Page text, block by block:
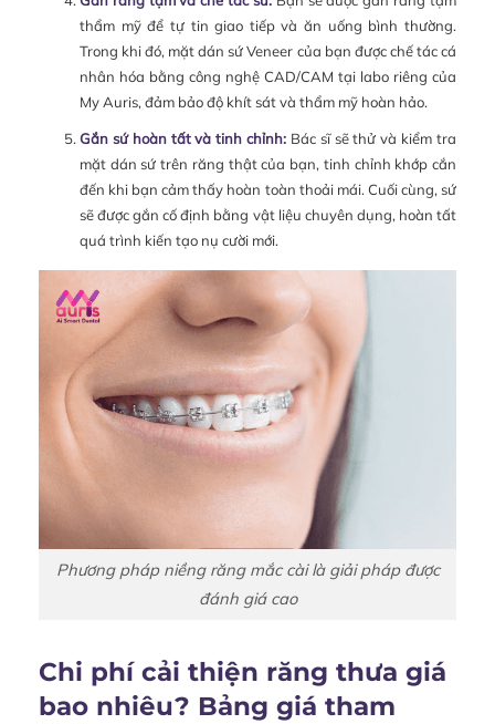
thẩm mỹ để tự tin giao tiếp và ăn uống bình thường.
Trong khi đó, mặt dán sứ Veneer của bạn được chế tác cá
nhân hóa bằng công nghệ CAD/CAM tại labo riêng của
My Auris, đảm bảo độ khít sát và thẩm mỹ hoàn hảo.
Gắn sứ hoàn tất và tinh chỉnh: Bác sĩ sẽ thử và kiểm tra
mặt dán sứ trên răng thật của bạn, tinh chỉnh khớp cắn
đến khi bạn cảm thấy hoàn toàn thoải mái. Cuối cùng, sứ
sẽ được gắn cố định bằng vật liệu chuyên dụng, hoàn tất
quá trình kiến tạo nụ cười mới.
Phương pháp niềng răng mắc cài là giải pháp được
đánh giá cao
Chi phí cải thiện răng thưa giá
bao nhiêu? Bảng giá tham